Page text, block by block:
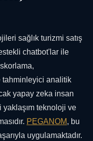
sağlık turizmi satış
chatbot'lar ile
tahminleyici analitik
yapay zeka insan
teknoloji ve
PEGANOM, bu
uygulamaktadır.